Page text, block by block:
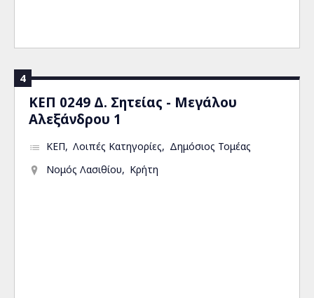
4
ΚΕΠ 0249 Δ. Σητείας - Μεγάλου
Αλεξάνδρου 1
ΚΕΠ Λοιπές Κατηγορίες
Δημόσιος Τομέας
Νομός Λασιθίου
Κρήτη